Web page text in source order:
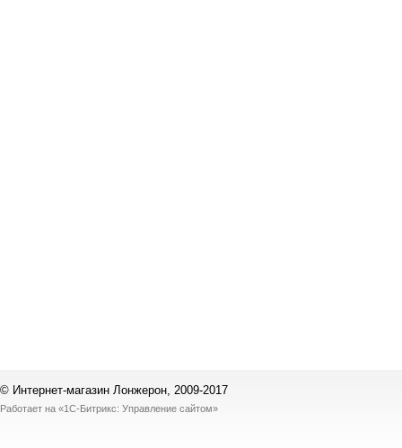
© Интернет-магазин Лонжерон, 2009-2017
Работает на «1С-Битрикс: Управление сайтом»